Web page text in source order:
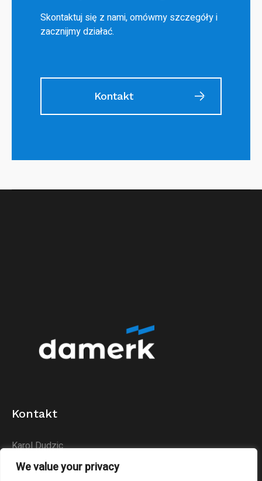
We value your privacy
Skontaktuj się z nami, omówmy szczegóły i
zacznijmy działać.
Kontakt
Kontakt
Karol Dudzic
Huta Podłysica 24B
26-004 Bieliny